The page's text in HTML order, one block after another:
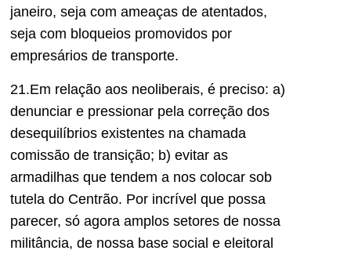
janeiro, seja com ameaças de atentados,
seja com bloqueios promovidos por
empresários de transporte.
21.Em relação aos neoliberais, é preciso: a)
denunciar e pressionar pela correção dos
desequilíbrios existentes na chamada
comissão de transição; b) evitar as
armadilhas que tendem a nos colocar sob
tutela do Centrão. Por incrível que possa
parecer, só agora amplos setores de nossa
militância, de nossa base social e eleitoral